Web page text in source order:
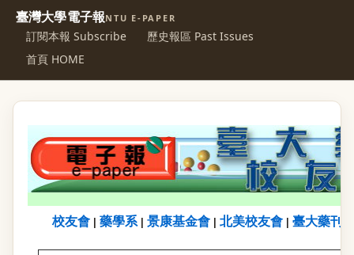
臺灣大學電子報NTU E-PAPER
訂閱本報 Subscribe
歷史報區 Past Issues
首頁 HOME
校友會 藥學系| 景康基金會 北美校友會 臺大藥刊